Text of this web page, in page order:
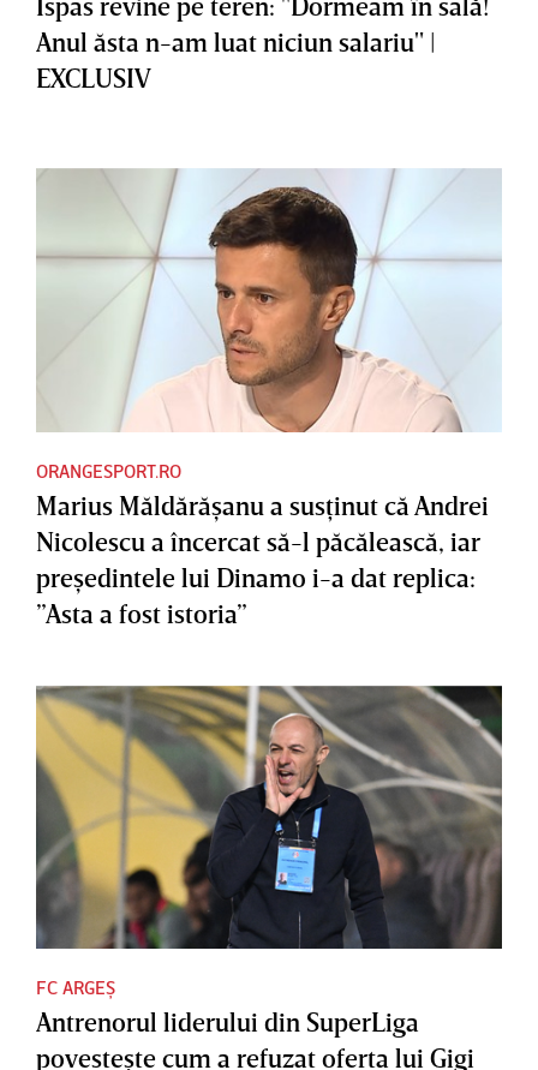
Anul ăsta n-am luat niciun salariu" |
EXCLUSIV
ORANGESPORT.RO
Marius Măldărăşanu a susţinut că Andrei
Nicolescu a încercat să-l păcălească, iar
preşedintele lui Dinamo i-a dat replica:
”Asta a fost istoria”
FC ARGEȘ
Antrenorul liderului din SuperLiga
povesteşte cum a refuzat oferta lui Gigi